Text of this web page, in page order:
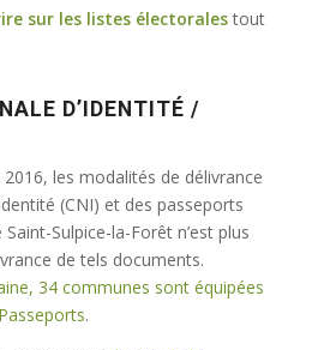
sur les listes électoralestout
D’IDENTITÉ /
les modalités de délivrance
(CNI) et des passeports
Sulpice-la-Forêt n’est plus
de tels documents.
34 communes sont équipées
.